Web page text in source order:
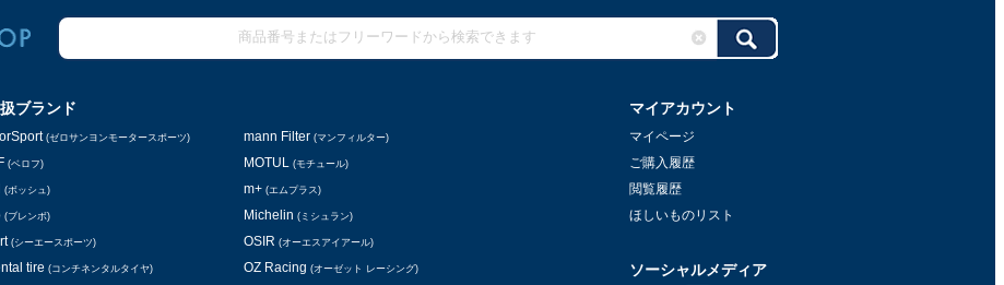
ブランド
(ゼロサンヨンモータースポーツ)
(ベロフ)
(ボッシュ)
(ブレンボ)
(シーエースポーツ)
tire (コンチネンタルタイヤ)
mann Filter (マンフィルター)
MOTUL (モチュール)
m+ (エムプラス)
Michelin (ミシュラン)
OSIR (オーエスアイアール)
OZ Racing (オーゼット レーシング)
マイアカウント
マイページ
ご購入履歴
閲覧履歴
ほしいものリスト
ソーシャルメディア